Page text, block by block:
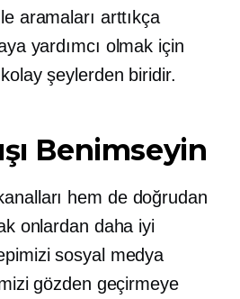
aramaları arttıkça
yardımcı olmak için
şeylerden biridir.
Benimseyin
hem de doğrudan
onlardan daha iyi
sosyal medya
gözden geçirmeye